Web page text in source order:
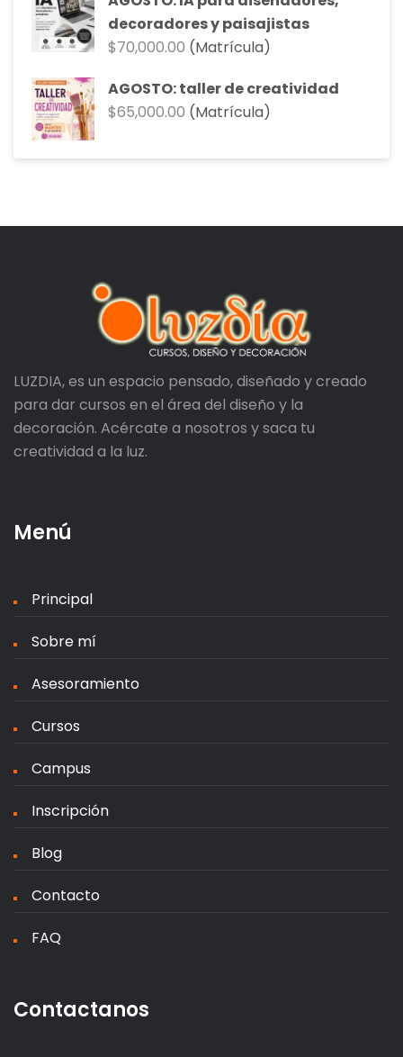
decoradores y paisajistas
$70,000.00 (Matrícula)
AGOSTO: taller de creatividad
$65,000.00 (Matrícula)
LUZDIA, es un espacio pensado, diseñado y creado
para dar cursos en el área del diseño y la
decoración. Acércate a nosotros y saca tu
creatividad a la luz.
Menú
Principal
Sobre mí
Asesoramiento
Cursos
Campus
Inscripción
Blog
Contacto
FAQ
Contactanos